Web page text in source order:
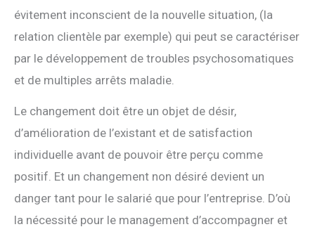
évitement inconscient de la nouvelle situation, (la
relation clientèle par exemple) qui peut se caractériser
par le développement de troubles psychosomatiques
et de multiples arrêts maladie.
Le changement doit être un objet de désir,
d’amélioration de l’existant et de satisfaction
individuelle avant de pouvoir être perçu comme
positif. Et un changement non désiré devient un
danger tant pour le salarié que pour l’entreprise. D’où
la nécessité pour le management d’accompagner et